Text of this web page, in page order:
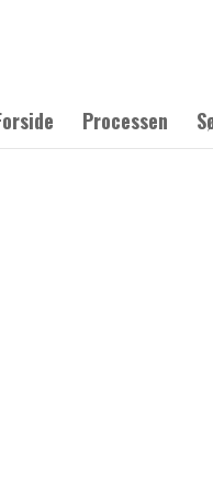
Processen